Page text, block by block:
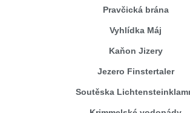
Pravčická brána
Vyhlídka Máj
Kaňon Jizery
Jezero Finstertaler
Soutěska